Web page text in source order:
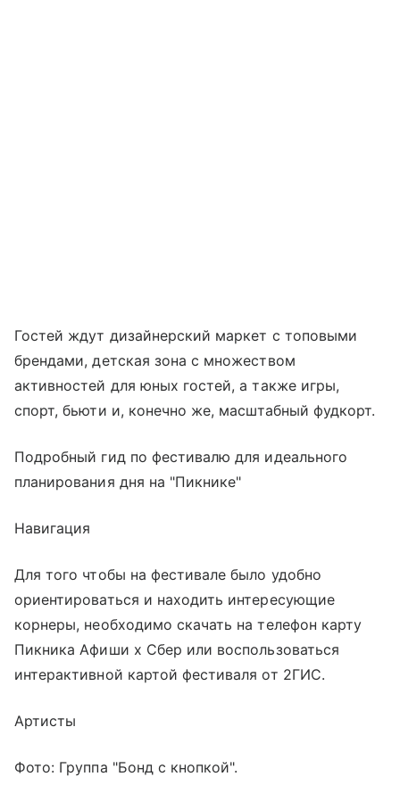
Гостей ждут дизайнерский маркет с топовыми
брендами, детская зона с множеством
активностей для юных гостей, а также игры,
спорт, бьюти и, конечно же, масштабный фудкорт.
Подробный гид по фестивалю для идеального
планирования дня на "Пикнике"
Навигация
Для того чтобы на фестивале было удобно
ориентироваться и находить интересующие
корнеры, необходимо скачать на телефон карту
Пикника Афиши х Сбер или воспользоваться
интерактивной картой фестиваля от 2ГИС.
Артисты
Фото: Группа "Бонд с кнопкой".